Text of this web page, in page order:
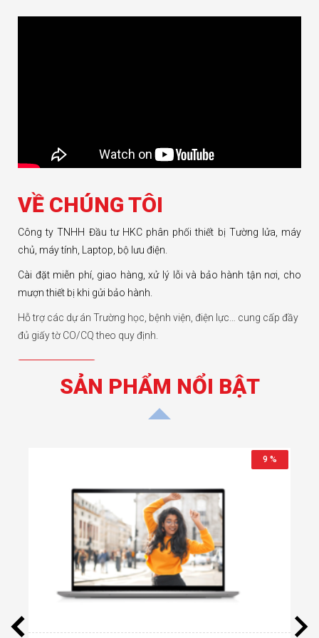
VỀ CHÚNG TÔI
Công ty TNHH Đầu tư HKC phân phối thiết bị Tường lửa, máy
chủ, máy tính, Laptop, bộ lưu điện.
Cài đặt miễn phí, giao hàng, xử lý lỗi và bảo hành tận nơi, cho
mượn thiết bị khi gửi bảo hành.
Hỗ trợ các dự án Trường học, bệnh viện, điện lực… cung cấp đầy
đủ giấy tờ CO/CQ theo quy định.
SẢN PHẨM NỔI BẬT
8 %